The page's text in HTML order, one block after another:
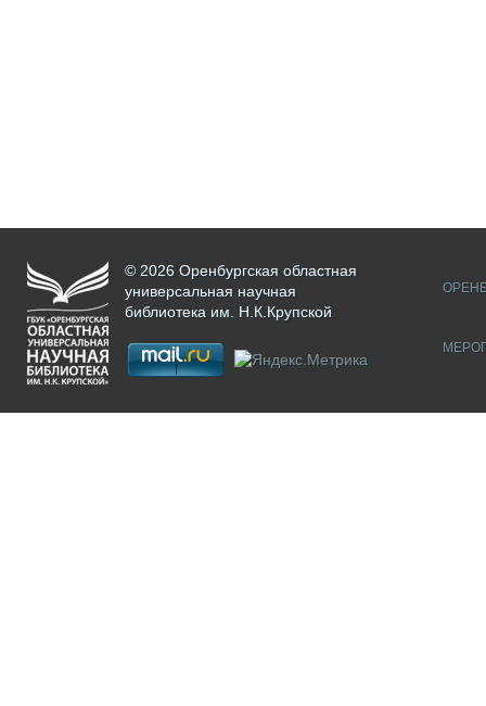
© 2026 Оренбургская областная
универсальная научная
библиотека им. Н.К.Крупской